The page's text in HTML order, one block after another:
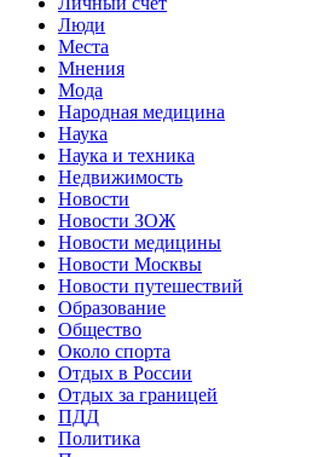
Люди
Места
Мнения
Мода
Народная медицина
Наука
Наука и техника
Недвижимость
Новости
Новости ЗОЖ
Новости медицины
Новости Москвы
Новости путешествий
Образование
Общество
Около спорта
Отдых в России
Отдых за границей
ПДД
Политика